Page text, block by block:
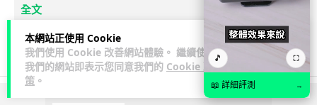
本網站正使用 Cookie
我們使用 Cookie 改善網站體驗。 繼續使用
我們的網站即表示您同意我們的 Cookie 政
策 。
全文
142 19 ↗ 分享
🎵 ⛶
📖 詳細評測 →